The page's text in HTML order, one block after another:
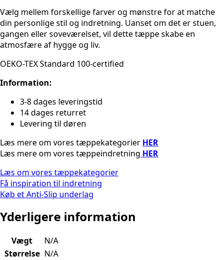
Vælg mellem forskellige farver og mønstre for at matche
din personlige stil og indretning. Uanset om det er stuen,
gangen eller soveværelset, vil dette tæppe skabe en
atmosfære af hygge og liv.
OEKO-TEX Standard 100-certified
Information:
3-8 dages leveringstid
14 dages returret
Levering til døren
Læs mere om vores tæppekategorier HER
Læs mere om vores tæppeindretning HER
Læs om vores tæppekategorier
Få inspiration til indretning
Køb et Anti-Slip underlag
Yderligere information
Vægt
N/A
Størrelse N/A